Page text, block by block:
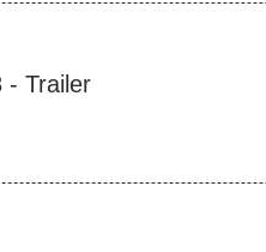
- Trailer